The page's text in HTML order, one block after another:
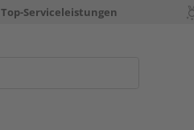
Top-Serviceleistungen